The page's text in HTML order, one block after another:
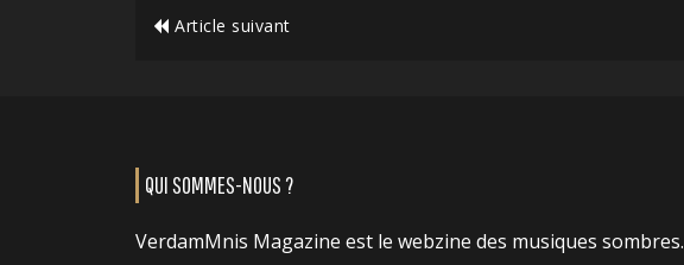
Article suivant
QUI SOMMES-NOUS ?
VerdamMnis Magazine est le webzine des musiques sombres.